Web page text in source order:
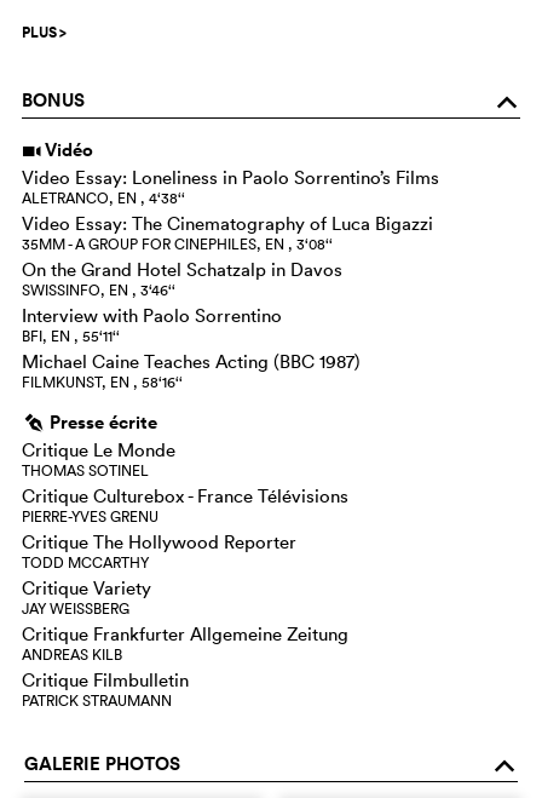
PLUS>
BONUS o
i Vidéo
Video Essay: Loneliness in Paolo Sorrentino’s Films
ALETRANCO, EN , 4‘38‘‘
Video Essay: The Cinematography of Luca Bigazzi
35MM - A GROUP FOR CINEPHILES, EN , 3‘08‘‘
On the Grand Hotel Schatzalp in Davos
SWISSINFO, EN , 3‘46‘‘
Interview with Paolo Sorrentino
BFI, EN , 55‘11‘‘
Michael Caine Teaches Acting (BBC 1987)
FILMKUNST, EN , 58‘16‘‘
g Presse écrite
Critique Le Monde
THOMAS SOTINEL
Critique Culturebox - France Télévisions
PIERRE-YVES GRENU
Critique The Hollywood Reporter
TODD MCCARTHY
Critique Variety
JAY WEISSBERG
Critique Frankfurter Allgemeine Zeitung
ANDREAS KILB
Critique Filmbulletin
PATRICK STRAUMANN
GALERIE PHOTOS o